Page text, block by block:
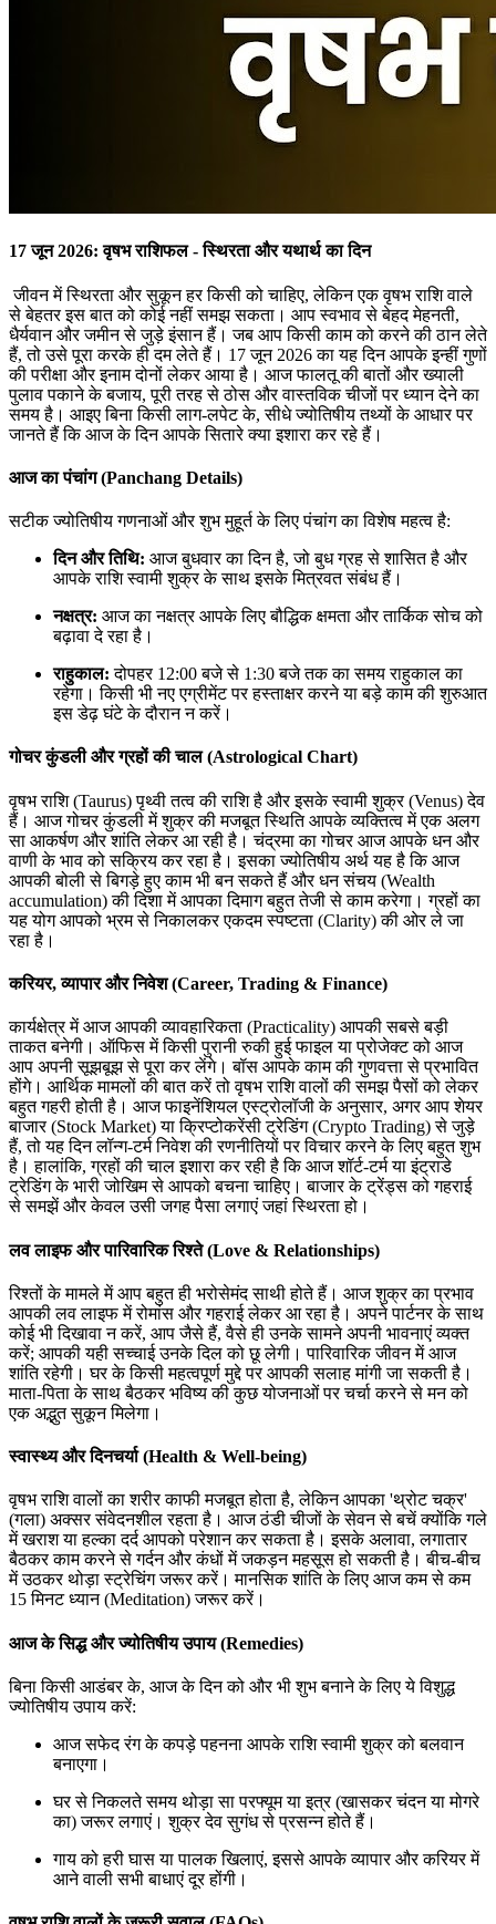
17 जून 2026: वृषभ राशिफल - स्थिरता और यथार्थ का दिन
जीवन में स्थिरता और सुकून हर किसी को चाहिए, लेकिन एक वृषभ राशि वाले
से बेहतर इस बात को कोई नहीं समझ सकता। आप स्वभाव से बेहद मेहनती,
धैर्यवान और जमीन से जुड़े इंसान हैं। जब आप किसी काम को करने की ठान लेते
हैं, तो उसे पूरा करके ही दम लेते हैं। 17 जून 2026 का यह दिन आपके इन्हीं गुणों
की परीक्षा और इनाम दोनों लेकर आया है। आज फालतू की बातों और ख्याली
पुलाव पकाने के बजाय, पूरी तरह से ठोस और वास्तविक चीजों पर ध्यान देने का
समय है। आइए बिना किसी लाग-लपेट के, सीधे ज्योतिषीय तथ्यों के आधार पर
जानते हैं कि आज के दिन आपके सितारे क्या इशारा कर रहे हैं।
आज का पंचांग (Panchang Details)
सटीक ज्योतिषीय गणनाओं और शुभ मुहूर्त के लिए पंचांग का विशेष महत्व है:
दिन और तिथि: आज बुधवार का दिन है, जो बुध ग्रह से शासित है और
आपके राशि स्वामी शुक्र के साथ इसके मित्रवत संबंध हैं।
नक्षत्र: आज का नक्षत्र आपके लिए बौद्धिक क्षमता और तार्किक सोच को
बढ़ावा दे रहा है।
राहुकाल: दोपहर 12:00 बजे से 1:30 बजे तक का समय राहुकाल का
रहेगा। किसी भी नए एग्रीमेंट पर हस्ताक्षर करने या बड़े काम की शुरुआत
इस डेढ़ घंटे के दौरान न करें।
गोचर कुंडली और ग्रहों की चाल (Astrological Chart)
वृषभ राशि (Taurus) पृथ्वी तत्व की राशि है और इसके स्वामी शुक्र (Venus) देव
हैं। आज गोचर कुंडली में शुक्र की मजबूत स्थिति आपके व्यक्तित्व में एक अलग
सा आकर्षण और शांति लेकर आ रही है। चंद्रमा का गोचर आज आपके धन और
वाणी के भाव को सक्रिय कर रहा है। इसका ज्योतिषीय अर्थ यह है कि आज
आपकी बोली से बिगड़े हुए काम भी बन सकते हैं और धन संचय (Wealth
accumulation) की दिशा में आपका दिमाग बहुत तेजी से काम करेगा। ग्रहों का
यह योग आपको भ्रम से निकालकर एकदम स्पष्टता (Clarity) की ओर ले जा
रहा है।
करियर, व्यापार और निवेश (Career, Trading & Finance)
कार्यक्षेत्र में आज आपकी व्यावहारिकता (Practicality) आपकी सबसे बड़ी
ताकत बनेगी। ऑफिस में किसी पुरानी रुकी हुई फाइल या प्रोजेक्ट को आज
आप अपनी सूझबूझ से पूरा कर लेंगे। बॉस आपके काम की गुणवत्ता से प्रभावित
होंगे। आर्थिक मामलों की बात करें तो वृषभ राशि वालों की समझ पैसों को लेकर
बहुत गहरी होती है। आज फाइनेंशियल एस्ट्रोलॉजी के अनुसार, अगर आप शेयर
बाजार (Stock Market) या क्रिप्टोकरेंसी ट्रेडिंग (Crypto Trading) से जुड़े
हैं, तो यह दिन लॉन्ग-टर्म निवेश की रणनीतियों पर विचार करने के लिए बहुत शुभ
है। हालांकि, ग्रहों की चाल इशारा कर रही है कि आज शॉर्ट-टर्म या इंट्राडे
ट्रेडिंग के भारी जोखिम से आपको बचना चाहिए। बाजार के ट्रेंड्स को गहराई
से समझें और केवल उसी जगह पैसा लगाएं जहां स्थिरता हो।
लव लाइफ और पारिवारिक रिश्ते (Love & Relationships)
रिश्तों के मामले में आप बहुत ही भरोसेमंद साथी होते हैं। आज शुक्र का प्रभाव
आपकी लव लाइफ में रोमांस और गहराई लेकर आ रहा है। अपने पार्टनर के साथ
कोई भी दिखावा न करें, आप जैसे हैं, वैसे ही उनके सामने अपनी भावनाएं व्यक्त
करें; आपकी यही सच्चाई उनके दिल को छू लेगी। पारिवारिक जीवन में आज
शांति रहेगी। घर के किसी महत्वपूर्ण मुद्दे पर आपकी सलाह मांगी जा सकती है।
माता-पिता के साथ बैठकर भविष्य की कुछ योजनाओं पर चर्चा करने से मन को
एक अद्भुत सुकून मिलेगा।
स्वास्थ्य और दिनचर्या (Health & Well-being)
वृषभ राशि वालों का शरीर काफी मजबूत होता है, लेकिन आपका 'थ्रोट चक्र'
(गला) अक्सर संवेदनशील रहता है। आज ठंडी चीजों के सेवन से बचें क्योंकि गले
में खराश या हल्का दर्द आपको परेशान कर सकता है। इसके अलावा, लगातार
बैठकर काम करने से गर्दन और कंधों में जकड़न महसूस हो सकती है। बीच-बीच
में उठकर थोड़ा स्ट्रेचिंग जरूर करें। मानसिक शांति के लिए आज कम से कम
15 मिनट ध्यान (Meditation) जरूर करें।
आज के सिद्ध और ज्योतिषीय उपाय (Remedies)
बिना किसी आडंबर के, आज के दिन को और भी शुभ बनाने के लिए ये विशुद्ध
ज्योतिषीय उपाय करें:
आज सफेद रंग के कपड़े पहनना आपके राशि स्वामी शुक्र को बलवान
बनाएगा।
घर से निकलते समय थोड़ा सा परफ्यूम या इत्र (खासकर चंदन या मोगरे
का) जरूर लगाएं। शुक्र देव सुगंध से प्रसन्न होते हैं।
गाय को हरी घास या पालक खिलाएं, इससे आपके व्यापार और करियर में
आने वाली सभी बाधाएं दूर होंगी।